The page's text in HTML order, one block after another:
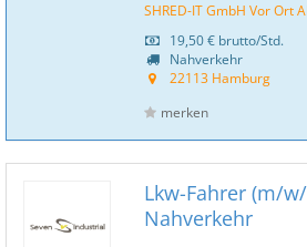
SHRED-IT GmbH Vor Ort
19,50 € brutto/Std.
Nahverkehr
22113 Hamburg
merken
Lkw-Fahrer (m/
Nahverkehr